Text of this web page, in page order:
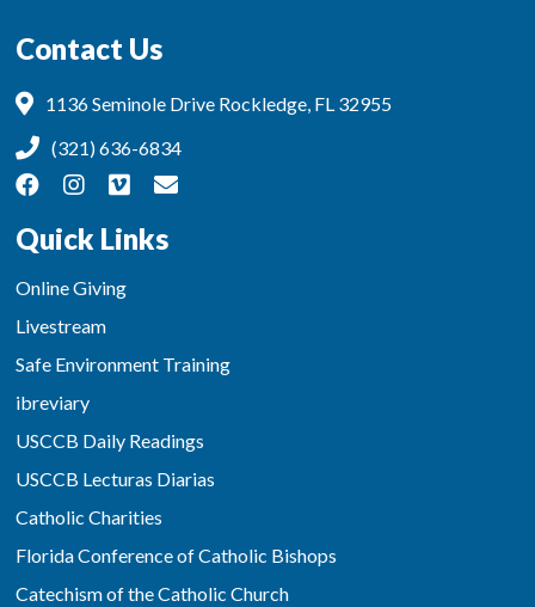
Contact Us
1136 Seminole Drive Rockledge, FL 32955
(321) 636-6834
Quick Links
Online Giving
Livestream
Safe Environment Training
ibreviary
USCCB Daily Readings
USCCB Lecturas Diarias
Catholic Charities
Florida Conference of Catholic Bishops
Catechism of the Catholic Church